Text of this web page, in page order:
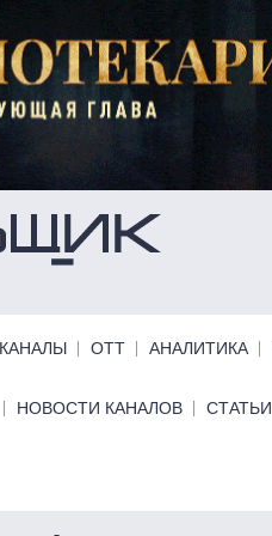
ОТТ АНАЛИТИКА
НОВОСТИ КАНАЛОВ СТАТЬИ